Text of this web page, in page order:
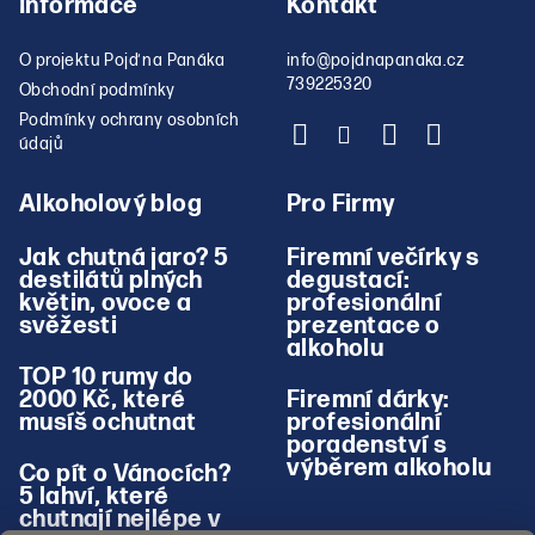
O projektu Pojď na Panáka
Obchodní podmínky
Podmínky ochrany osobních
údajů
info@pojdnapanaka.cz
739225320
Alkoholový blog
Jak chutná jaro? 5
destilátů plných
květin, ovoce a
svěžesti
TOP 10 rumy do
2000 Kč, které
musíš ochutnat
Co pít o Vánocích?
5 lahví, které
chutnají nejlépe v
Pro Firmy
Firemní večírky s
degustací:
profesionální
prezentace o
alkoholu
Firemní dárky:
profesionální
poradenství s
výběrem alkoholu